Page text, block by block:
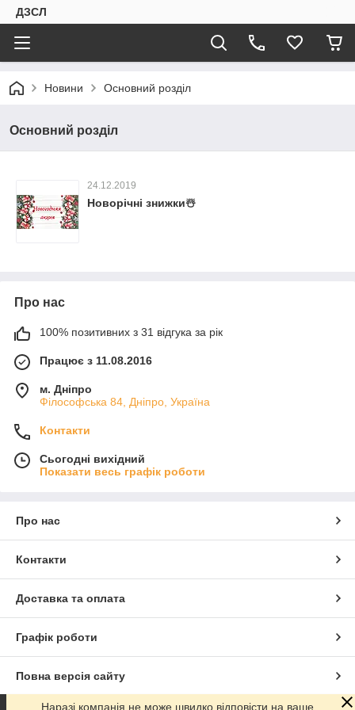
ДЗСЛ
Новини Основний розділ
Основний розділ
24.12.2019
Новорічні знижки☃️
Про нас
100% позитивних з 31 відгука за рік
Працює з 11.08.2016
м. Дніпро
Філософська 84, Дніпро, Україна
Контакти
Сьогодні вихідний
Показати весь графік роботи
Про нас
Контакти
Доставка та оплата
Графік роботи
Повна версія сайту
Наразі компанія не може швидко відповісти на ваше